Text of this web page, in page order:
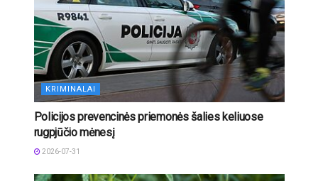
KRIMINALAI
Policijos prevencinės priemonės šalies keliuose
rugpjūčio mėnesį
2026-07-31